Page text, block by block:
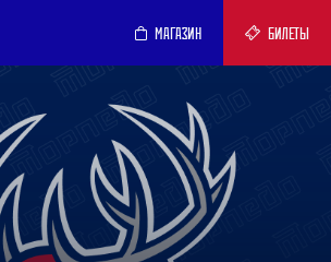
МАГАЗИН БИЛЕТЫ